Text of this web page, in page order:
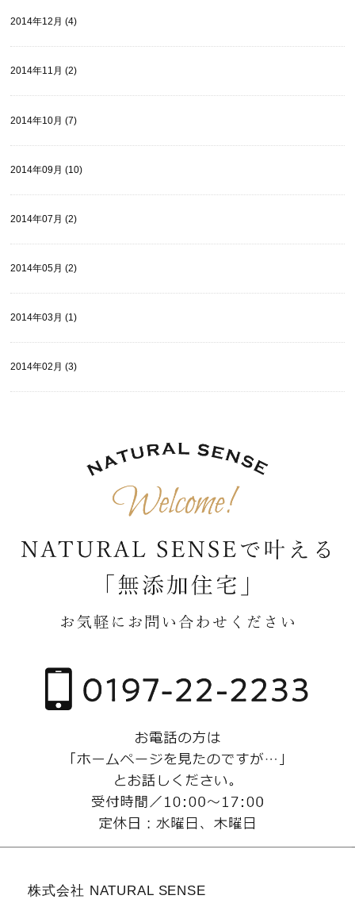
2014年12月 (4)
2014年11月 (2)
2014年10月 (7)
2014年09月 (10)
2014年07月 (2)
2014年05月 (2)
2014年03月 (1)
2014年02月 (3)
株式会社 NATURAL SENSE